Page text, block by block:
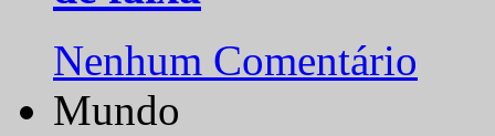
Nenhum Comentário
Mundo